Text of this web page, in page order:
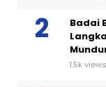
Badai
1.5k views